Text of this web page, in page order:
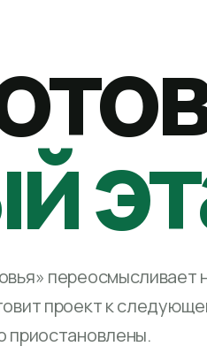
переосмысливает
проект к
приостановлены.